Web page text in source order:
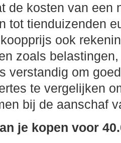
de kosten van een
tot tienduizenden
ook
zoals
verstandig om
te vergelijken
bij de aanschaf
je kopen voor